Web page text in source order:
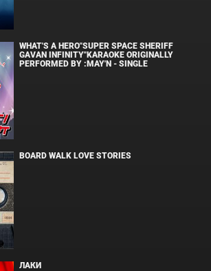
WHAT'S A HERO"SUPER SPACE SHERIFF
GAVAN INFINITY"KARAOKE ORIGINALLY
PERFORMED BY :MAY'N - SINGLE
BOARD WALK LOVE STORIES
ЛАКИ